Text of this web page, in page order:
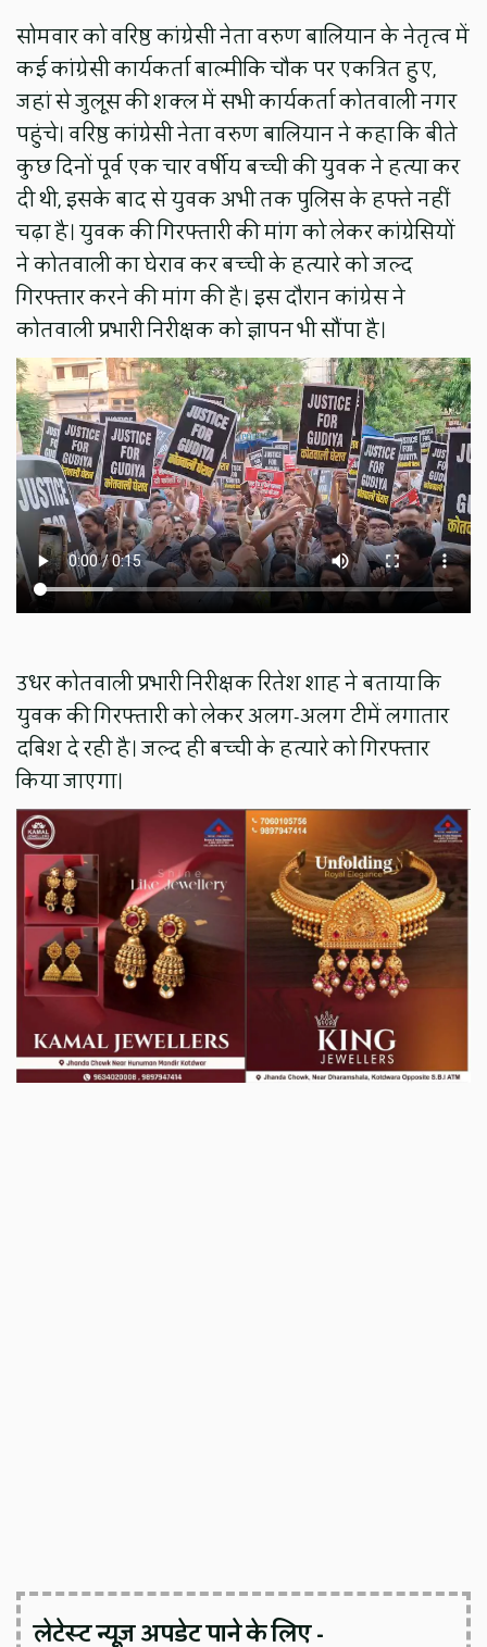
सोमवार को वरिष्ठ कांग्रेसी नेता वरुण बालियान के नेतृत्व में
कई कांग्रेसी कार्यकर्ता बाल्मीकि चौक पर एकत्रित हुए,
जहां से जुलूस की शक्ल में सभी कार्यकर्ता कोतवाली नगर
पहुंचे। वरिष्ठ कांग्रेसी नेता वरुण बालियान ने कहा कि बीते
कुछ दिनों पूर्व एक चार वर्षीय बच्ची की युवक ने हत्या कर
दी थी, इसके बाद से युवक अभी तक पुलिस के हफ्ते नहीं
चढ़ा है। युवक की गिरफ्तारी की मांग को लेकर कांग्रेसियों
ने कोतवाली का घेराव कर बच्ची के हत्यारे को जल्द
गिरफ्तार करने की मांग की है। इस दौरान कांग्रेस ने
कोतवाली प्रभारी निरीक्षक को ज्ञापन भी सौंपा है।
उधर कोतवाली प्रभारी निरीक्षक रितेश शाह ने बताया कि
युवक की गिरफ्तारी को लेकर अलग-अलग टीमें लगातार
दबिश दे रही है। जल्द ही बच्ची के हत्यारे को गिरफ्तार
किया जाएगा।
लेटेस्ट न्यूज़ अपडेट पाने के लिए -